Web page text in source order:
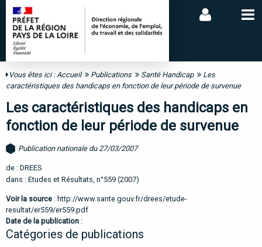
Vous êtes ici :Accueil Publications Santé Handicap
Les
caractéristiques des handicaps en fonction de leur période de survenue
Les caractéristiques des handicaps en
fonction de leur période de survenue
Publication nationale du 27/03/2007
de : DREES
dans : Etudes et Résultats, n°559 (2007)
Voir la source : http://www.sante.gouv.fr/drees/etude-
resultat/er559/er559.pdf
Date de la publication :
Catégories de publications